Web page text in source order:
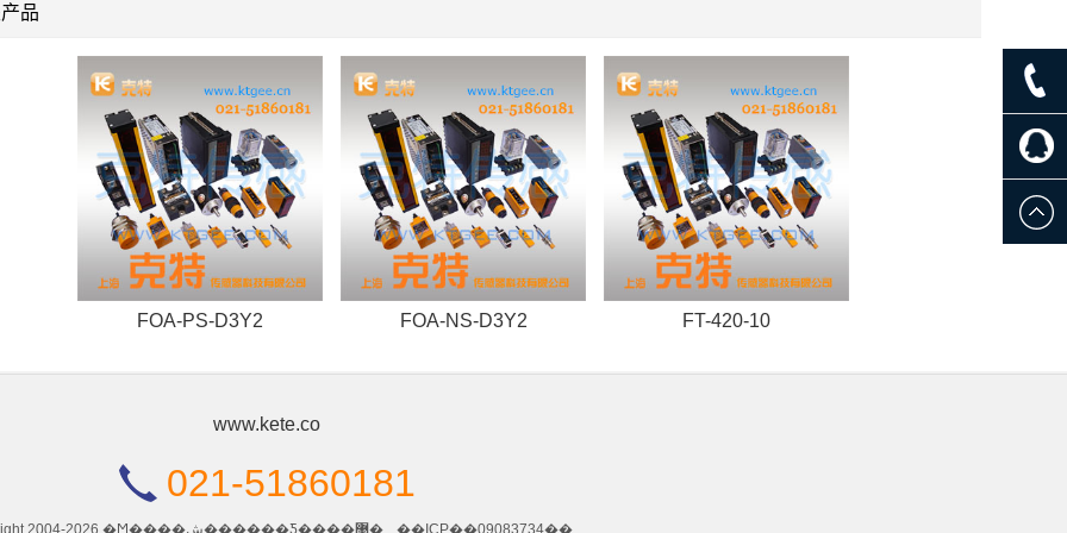
品
FOA-PS-D3Y2 FOA-NS-D3Y2 FT-420-10
www.kete.co
021-51860181
Copyright 2004-2026 �Ϻ����ش������Ƽ����޹�˾. ��ICP��09083734��